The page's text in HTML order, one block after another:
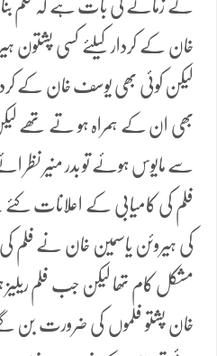
کے زمانے کی بات ہے کہ فلم
خان کے کردار کیلئے کسی پشتون
لیکن کوئی بھی یوسف خان کے
بھی ان کے ہمراہ ہو تے تھے لیکن
سے مایوس ہوئے تو بدر منیر
فلم کی کامیابی کے اعلانات کئے ۔
کی ہیروئن یاسمین خان نے فلم کی
مشکل کام تھا لیکن جب فلم ریلیز
خان پشتو فلموں کی ضرورت بن